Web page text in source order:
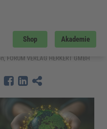
Shop Akademie
Deal – Ziele,
FORUM VERLAG HERKERT GMBH